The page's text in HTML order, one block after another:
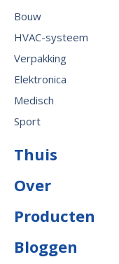
Bouw
HVAC-systeem
Verpakking
Elektronica
Medisch
Sport
Thuis
Over
Producten
Bloggen